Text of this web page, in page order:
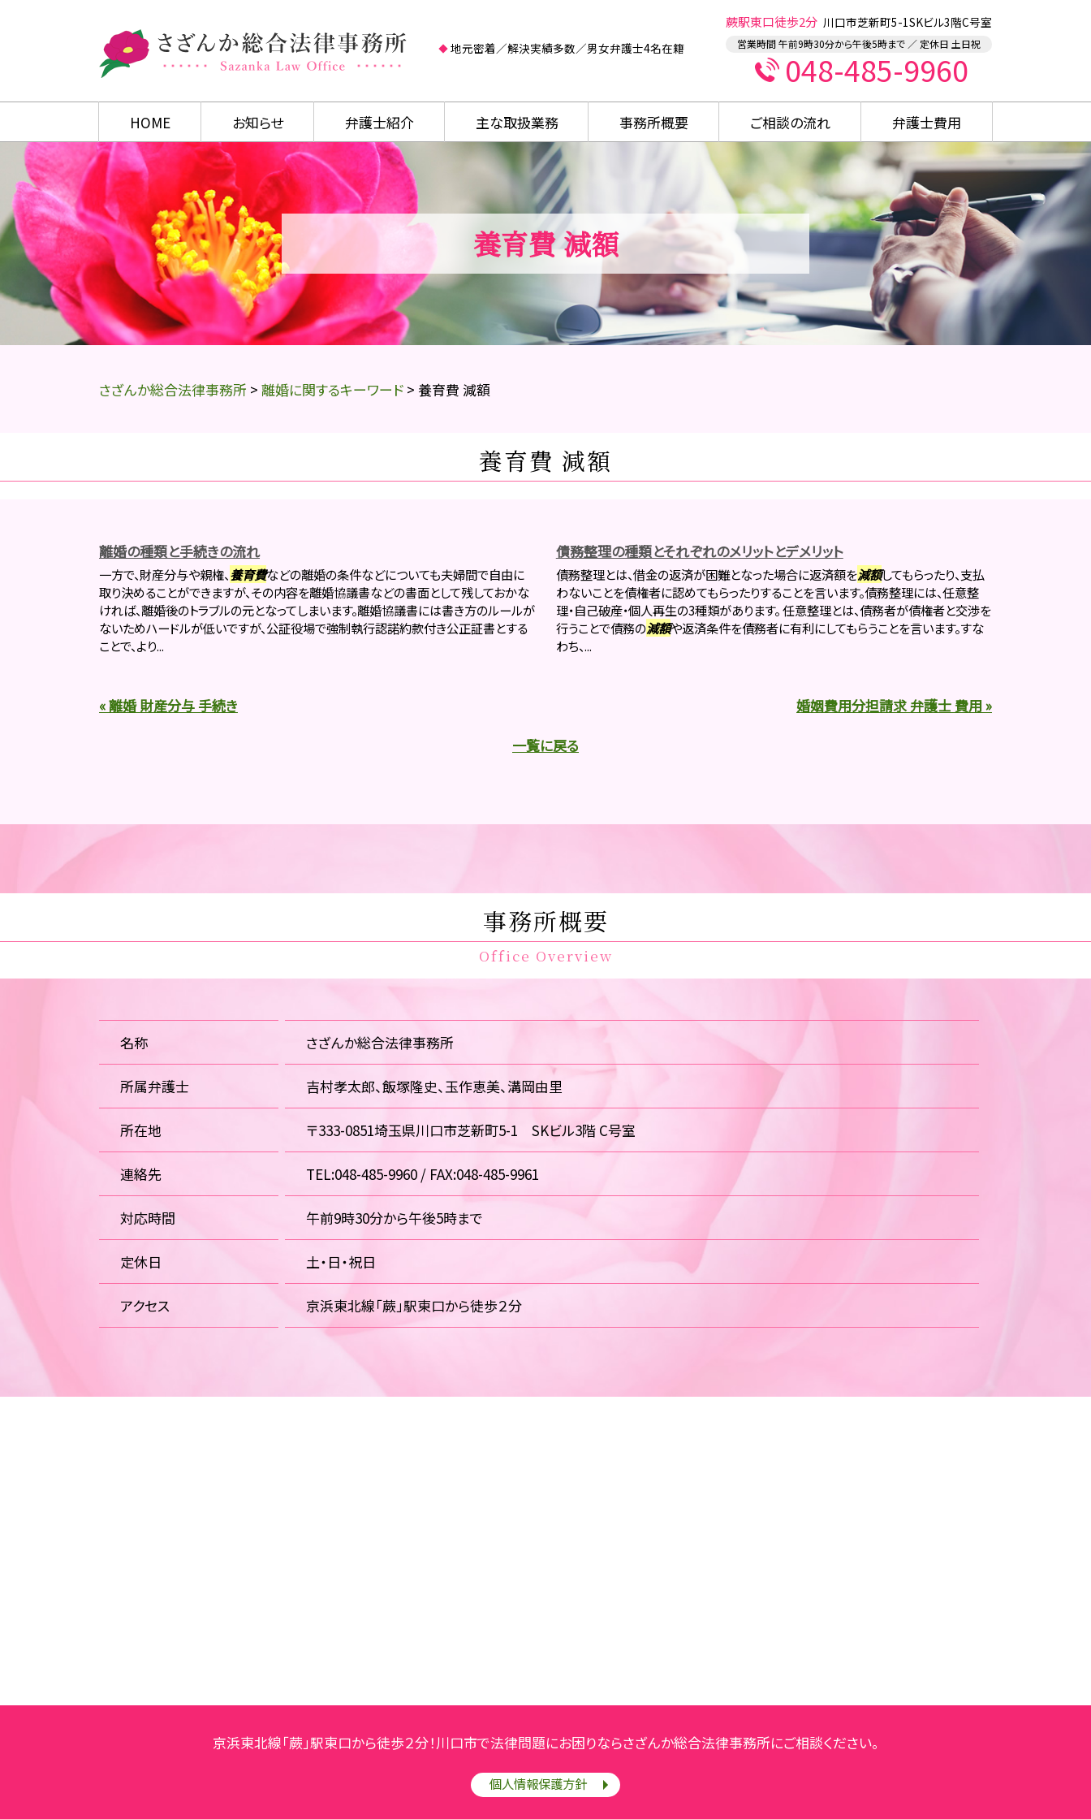
養育費 減額
地元密着／解決実績多数／男女弁護士4名在籍
蕨駅東口徒歩2分 川口市芝新町5-1SKビル3階C号室
営業時間 午前9時30分から午後5時まで ／ 定休日 土日祝
048-485-9960
HOME お知らせ 弁護士紹介 主な取扱業務 事務所概要 ご相談の流れ 弁護士費用
さざんか総合法律事務所 > 離婚に関するキーワード > 養育費 減額
養育費 減額
離婚の種類と手続きの流れ
一方で、財産分与や親権、養育費などの離婚の条件などについても夫婦間で自由に
取り決めることができますが、その内容を離婚協議書などの書面として残しておかな
ければ、離婚後のトラブルの元となってしまいます。離婚協議書には書き方のルールが
ないためハードルが低いですが、公証役場で強制執行認諾約款付き公正証書とする
ことで、より...
債務整理の種類とそれぞれのメリットとデメリット
債務整理とは、借金の返済が困難となった場合に返済額を減額してもらったり、支払
わないことを債権者に認めてもらったりすることを言います。債務整理には、任意整
理・自己破産・個人再生の3種類があります。 任意整理とは、債務者が債権者と交渉を
行うことで債務の減額や返済条件を債務者に有利にしてもらうことを言います。すな
わち、...
« 離婚 財産分与 手続き
婚姻費用分担請求 弁護士 費用 »
一覧に戻る
事務所概要
Office Overview
名称 さざんか総合法律事務所
所属弁護士 吉村孝太郎、飯塚隆史、玉作恵美、溝岡由里
所在地 〒333-0851埼玉県川口市芝新町5-1 SKビル3階 C号室
連絡先 TEL:048-485-9960 / FAX:048-485-9961
対応時間 午前9時30分から午後5時まで
定休日 土・日・祝日
アクセス 京浜東北線「蕨」駅東口から徒歩２分
京浜東北線「蕨」駅東口から徒歩２分！川口市で法律問題にお困りならさざんか総合法律事務所にご相談ください。
個人情報保護方針